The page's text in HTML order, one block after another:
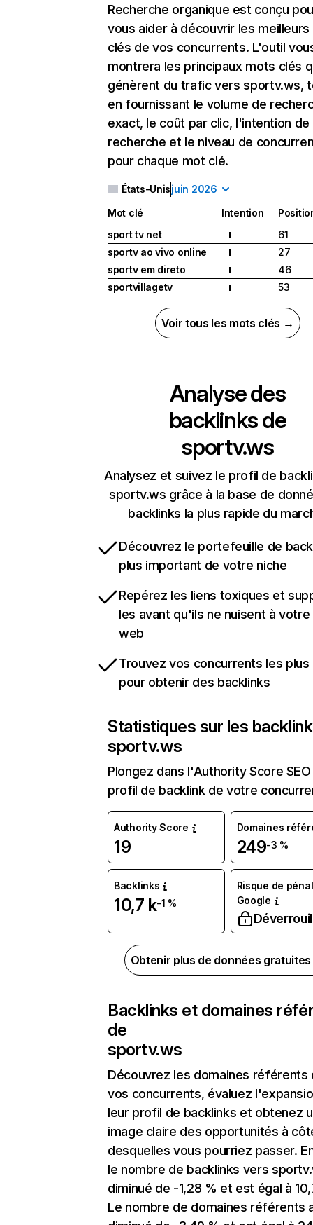
Recherche organique est conçu
vous aider à découvrir les
clés de vos concurrents. L'outil
montrera les principaux mots clés
génèrent du trafic vers sportv.ws,
en fournissant le volume de
exact, le coût par clic, l'intention de
recherche et le niveau de
pour chaque mot clé.
États-Unisjuin 2026
Mot clé Intention
sport tv net
I
61
sportv ao vivo online
I
27
sportv em direto
I
46
sportvillagetv
I 53
Voir tous les mots clés →
Analyse des
backlinks de
sportv.ws
Analysez et suivez le profil de
sportv.ws grâce à la base de
backlinks la plus rapide du
Découvrez le portefeuille de
plus important de votre niche
Repérez les liens toxiques et
les avant qu'ils ne nuisent à
web
Trouvez vos concurrents les
pour obtenir des backlinks
Statistiques sur les
sportv.ws
Plongez dans l'Authority Score
profil de backlink de votre
Authority Score
19
Domaines
249-3 %
Backlinks
10,7 k-1 %
Risque de
Google
Obtenir plus de données
Backlinks et domaines
de
sportv.ws
Découvrez les domaines référents
vos concurrents, évaluez
leur profil de backlinks et obtenez
image claire des opportunités à
desquelles vous pourriez passer.
le nombre de backlinks vers
diminué de -1,28 % et est égal à
Le nombre de domaines référents